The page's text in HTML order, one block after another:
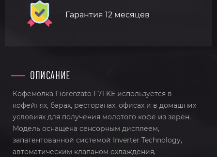
Гарантия 12 месяцев
ОПИСАНИЕ
Кофемолка Fiorenzato F71 KE используется в
кофейнях, барах, ресторанах, офисах и в домашних
условиях для получения молотого кофе из зерен.
Модель оснащена сенсорным дисплеем,
запатентованной системой Inverter Technology,
автоматическим клапаном охлаждения,